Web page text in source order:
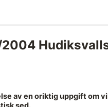
fattar de avgörande
– grunden i det
till det medieetiska
2004
av en oriktig uppgift om